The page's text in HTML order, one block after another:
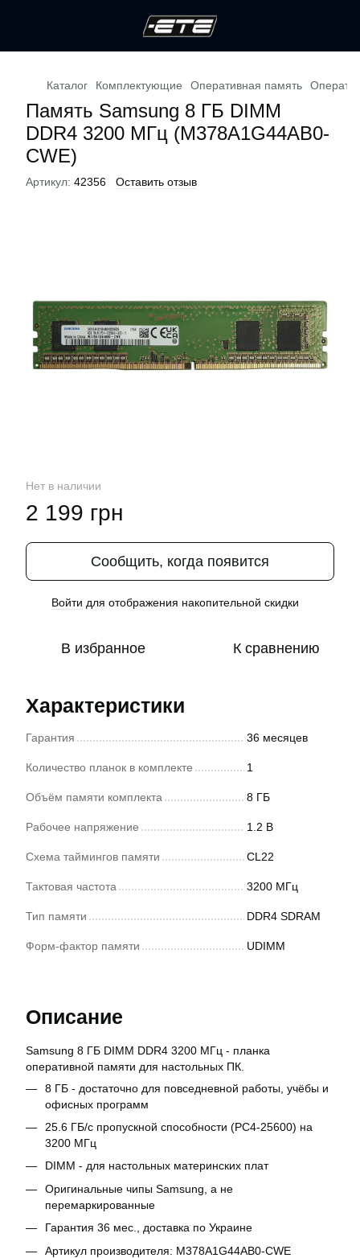
Каталог Комплектующие Оперативная память
Память Samsung 8 ГБ DIMM
DDR4 3200 МГц (M378A1G44AB0-
CWE)
Артикул: 42356 Оставить отзыв
Нет в наличии
2 199 грн
Сообщить, когда появится
Войти для отображения накопительной скидки
В избранное К сравнению
Характеристики
Гарантия 36 месяцев
Количество планок в комплекте 1
Объём памяти комплекта 8 ГБ
Рабочее напряжение 1.2 В
Схема таймингов памяти CL22
Тактовая частота 3200 МГц
Тип памяти DDR4 SDRAM
Форм-фактор памяти UDIMM
Описание
Samsung 8 ГБ DIMM DDR4 3200 МГц - планка
оперативной памяти для настольных ПК.
8 ГБ - достаточно для повседневной работы, учёбы и
офисных программ
25.6 ГБ/с пропускной способности (PC4-25600) на
3200 МГц
DIMM - для настольных материнских плат
Оригинальные чипы Samsung, а не
перемаркированные
Гарантия 36 мес., доставка по Украине
Артикул производителя: M378A1G44AB0-CWE